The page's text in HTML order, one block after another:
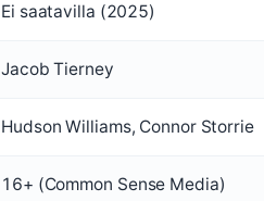
Ei saatavilla (2025)
Jacob Tierney
Hudson Williams, Connor Storrie
16+ (Common Sense Media)